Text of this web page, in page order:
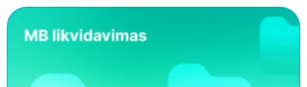
planuoti išlaidas, investicijas ir […]